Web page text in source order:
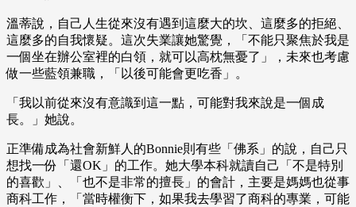
溫蒂說，自己人生從來沒有遇到這麼大的坎、這麼多的拒絕、
這麼多的自我懷疑。這次失業讓她驚覺，「不能只聚焦於我是
一個坐在辦公室裡的白領，就可以高枕無憂了」，未來也考慮
做一些藍領兼職，「以後可能會更吃香」。
「我以前從來沒有意識到這一點，可能對我來說是一個成
長。」她說。
正準備成為社會新鮮人的Bonnie則有些「佛系」的說，自己只
想找一份「還OK」的工作。她大學本科就讀自己「不是特別
的喜歡」、「也不是非常的擅長」的會計，主要是媽媽也從事
商科工作，「當時權衡下，如果我去學習了商科的專業，可能